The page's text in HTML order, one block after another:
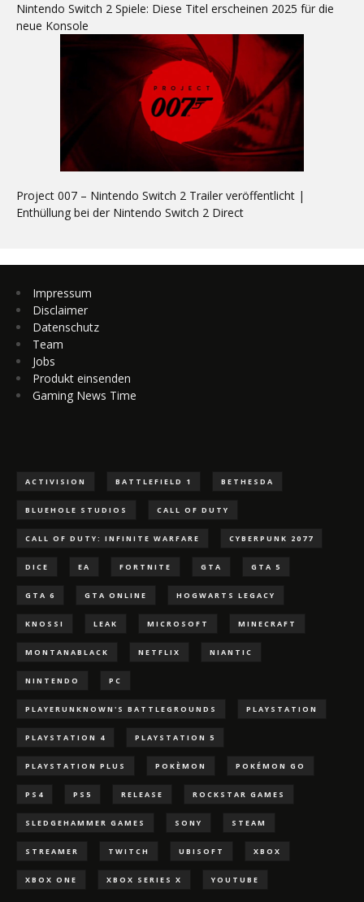
Nintendo Switch 2 Spiele: Diese Titel erscheinen 2025 für die
neue Konsole
Project 007 – Nintendo Switch 2 Trailer veröffentlicht |
Enthüllung bei der Nintendo Switch 2 Direct
Impressum
Disclaimer
Datenschutz
Team
Jobs
Produkt einsenden
Gaming News Time
ACTIVISION BATTLEFIELD 1 BETHESDA
BLUEHOLE STUDIOS CALL OF DUTY
CALL OF DUTY: INFINITE WARFARE CYBERPUNK 2077
DICE EA FORTNITE GTA GTA 5
GTA 6 GTA ONLINE HOGWARTS LEGACY
KNOSSI LEAK MICROSOFT MINECRAFT
MONTANABLACK NETFLIX NIANTIC
NINTENDO PC
PLAYERUNKNOWN'S BATTLEGROUNDS PLAYSTATION
PLAYSTATION 4 PLAYSTATION 5
PLAYSTATION PLUS POKÈMON POKÉMON GO
PS4 PS5 RELEASE ROCKSTAR GAMES
SLEDGEHAMMER GAMES SONY STEAM
STREAMER TWITCH UBISOFT XBOX
XBOX ONE XBOX SERIES X YOUTUBE